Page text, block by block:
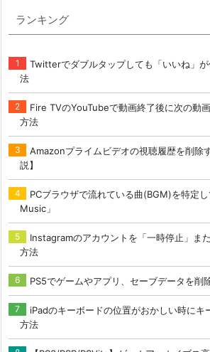
ランキング
Twitterでダブルタップしても「いいね」
法
Fire TVのYouTubeで動画終了後に次の動
方法
Amazonプライムビデオの視聴履歴を削除
説】
PCブラウザで流れている曲(BGM)を特定
Music」
Instagramのアカウントを「一時停止」ま
方法
PS5でゲームやアプリ、セーブデータを削
iPadのキーボードの位置がおかしい時にキ
方法